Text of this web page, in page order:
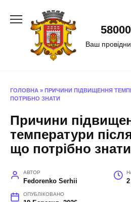
Ваш
ГОЛОВНА » ПРИЧИНИ ПІДВИЩЕННЯ
ПОТРІБНО ЗНАТИ
Причини
температури
що потрібно знати
АВТОР
Fedorenko Serhii
ОПУБЛІКОВАНО